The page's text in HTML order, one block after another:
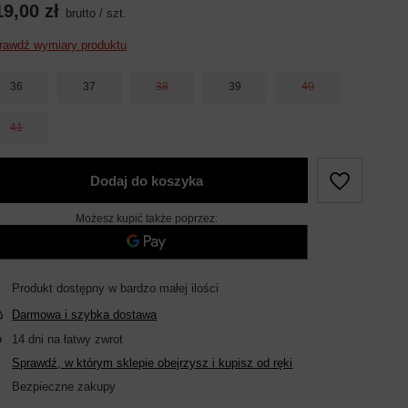
zł brutto /szt.
wymiary produktu
36 37 38 39 40
41
Dodaj do koszyka
Możesz kupić także poprzez:
Produkt dostępny w bardzo małej ilości
Darmowa i szybka dostawa
14 dni na łatwy zwrot
Sprawdź, w którym sklepie obejrzysz i kupisz od ręki
Bezpieczne zakupy